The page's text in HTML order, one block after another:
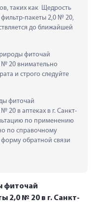
таких как  Щедрость
пакеты 2,0 № 20,
до ближайшей
фиточай
№ 20 внимательно
и строго следуйте
фиточай
20 в аптеках в г. Санкт-
по применению
по справочному
форму обратной связи
фиточай
2,0 № 20 в г. Санкт-